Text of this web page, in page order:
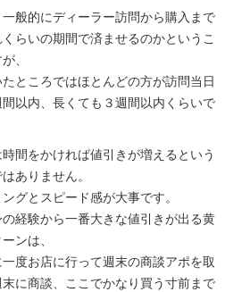
一般的にディーラー訪問から購入まで
らいの期間で済ませるのかというこ
、
ところではほとんどの方が訪問当日
以内、長くても３週間以内くらいで
間をかければ値引きが増えるという
ありません。
グとスピード感が大事です。
経験から一番大きな値引きが出る黄
ンは、
度お店に行って週末の商談アポを取
末に商談、ここでかなり買う寸前まで